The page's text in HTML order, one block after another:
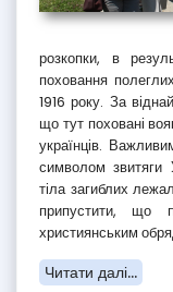
розкопки, в
поховання
1916 року. За
що тут поховані
українців.
символом звитяги
тіла загиблих
припустити, що
християнським
Читати далі...